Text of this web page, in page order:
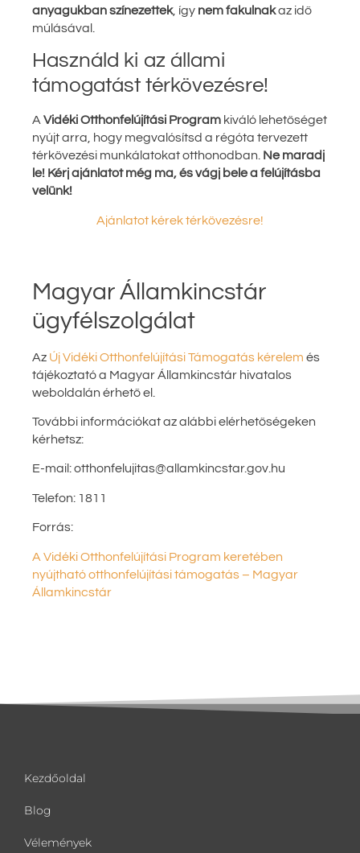
anyagukban színezettek, így nem fakulnakaz idő
múlásával.
Használd ki az állami
támogatást térkövezésre!
AVidéki Otthonfelújítási Program kiváló lehetőséget
nyújt arra, hogy megvalósítsd a régóta tervezett
térkövezési munkálatokat otthonodban. Ne maradj
le! Kérj ajánlatot még ma, és vágj bele a felújításba
velünk!
Ajánlatot kérek térkövezésre!
Magyar Államkincstár
ügyfélszolgálat
Az Új Vidéki Otthonfelújítási Támogatás kérelem és
tájékoztató a Magyar Államkincstár hivatalos
weboldalán érhető el.
További információkat az alábbi elérhetőségeken
kérhetsz:
E-mail: otthonfelujitas@allamkincstar.gov.hu
Telefon: 1811
Forrás:
A Vidéki Otthonfelújítási Program keretében
nyújtható otthonfelújítási támogatás – Magyar
Államkincstár
Kezdőoldal
Blog
Vélemények